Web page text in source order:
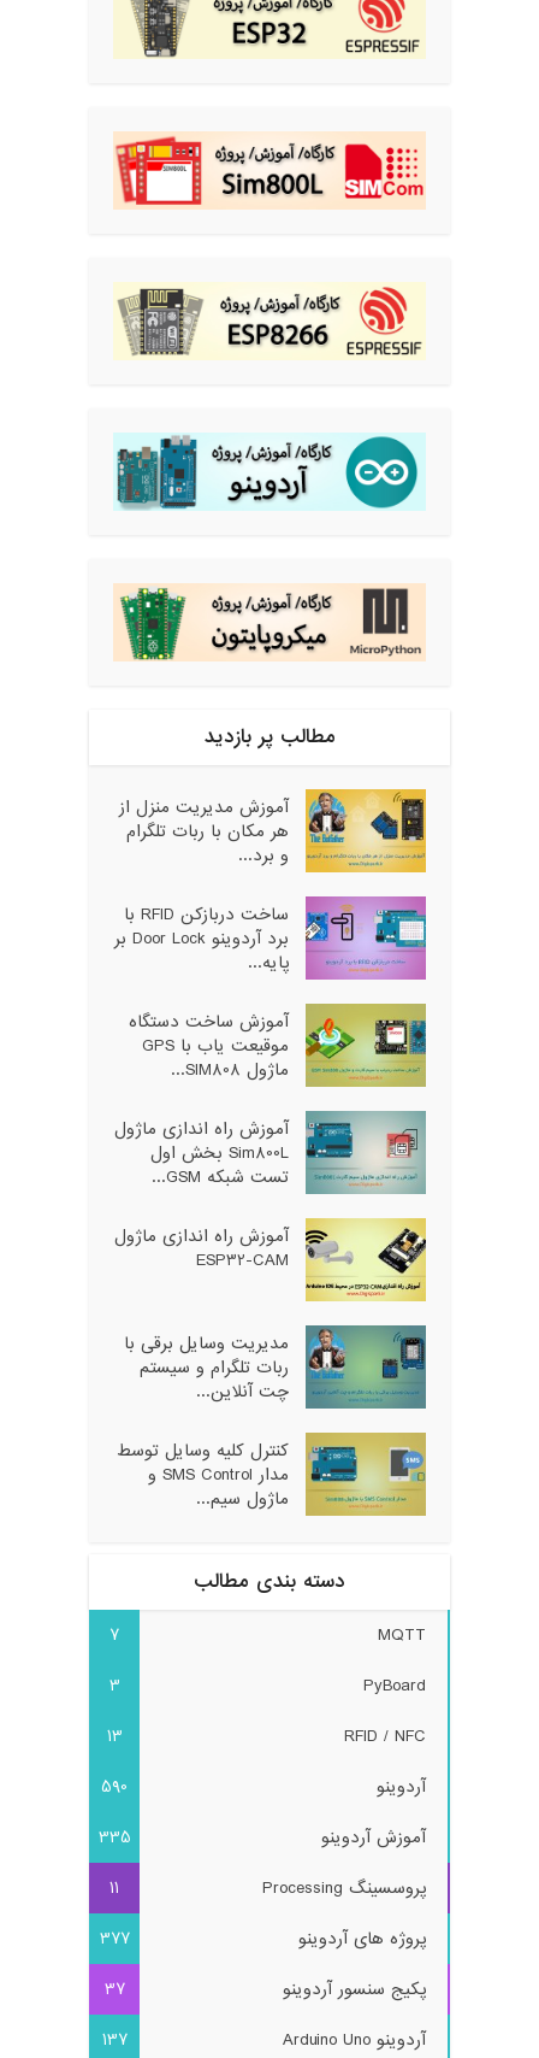
مطالب پر بازدید
آموزش مدیریت منزل از
هر مکان با ربات تلگرام
و برد...
ساخت دربازکن RFID با
برد آردوینو Door Lock بر
پایه...
آموزش ساخت دستگاه
موقیعت یاب با GPS
ماژول SIM808...
آموزش راه اندازی ماژول
Sim800L بخش اول
تست شبکه GSM...
آموزش راه اندازی ماژول
ESP32-CAM
مدیریت وسایل برقی با
ربات تلگرام و سیستم
چت آنلاین...
کنترل کلیه وسایل توسط
مدار SMS Control و
ماژول سیم...
دسته بندی مطالب
MQTT
7
PyBoard
3
RFID / NFC
13
آردوینو
590
آموزش آردوینو
335
پروسسینگ Processing
11
پروژه های آردوینو
377
پکیج سنسور آردوینو
37
آردوینو Arduino Uno
137